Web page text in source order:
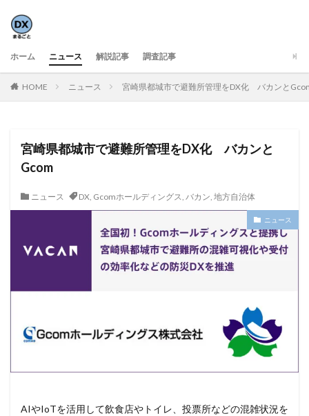
ホーム ニュース 解説記事 調査記事
HOME ニュース 宮崎県都城市で避難所管理をDX化 バカンと
宮崎県都城市で避難所管理をDX化 バカンと
Gcom
ニュース DX, Gcomホールディングス, バカン, 地方自治体
ニュース
AIやIoTを活用して飲食店やトイレ、投票所などの混雑状況を